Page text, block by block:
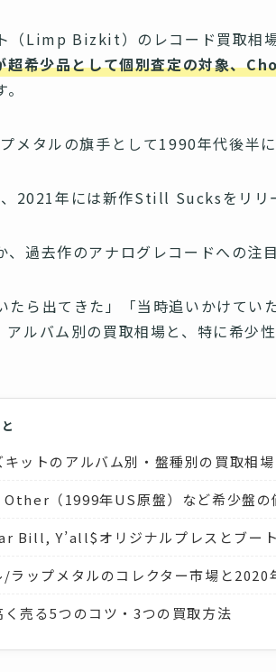
（Limp Bizkit）のレコード買取相場
超希少品として個別査定の対象
メタルの旗手として1990年代後半
2021年には新作Still Sucksをリリ
、過去作のアナログレコードへの注
たら出てきた」「当時追いかけて
アルバム別の買取相場と、特に希少
キットのアルバム別・盤種別の買取相場
（1999年US原盤）など希少盤の
Bill, Y’all$オリジナルプレスとブー
/ラップメタルのコレクター市場と2020
く売る5つのコツ・3つの買取方法